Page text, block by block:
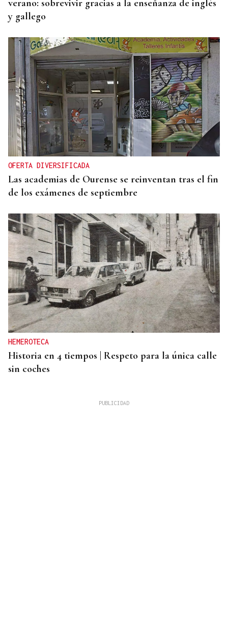
verano: sobrevivir gracias a la enseñanza de inglés
y gallego
OFERTA DIVERSIFICADA
Las academias de Ourense se reinventan tras el fin
de los exámenes de septiembre
HEMEROTECA
Historia en 4 tiempos | Respeto para la única calle
sin coches